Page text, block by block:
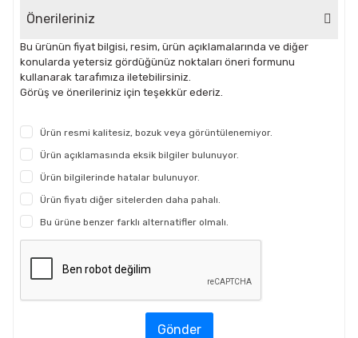
Önerileriniz
Bu ürünün fiyat bilgisi, resim, ürün açıklamalarında ve diğer
konularda yetersiz gördüğünüz noktaları öneri formunu
kullanarak tarafımıza iletebilirsiniz.
Görüş ve önerileriniz için teşekkür ederiz.
Ürün resmi kalitesiz, bozuk veya görüntülenemiyor.
Ürün açıklamasında eksik bilgiler bulunuyor.
Ürün bilgilerinde hatalar bulunuyor.
Ürün fiyatı diğer sitelerden daha pahalı.
Bu ürüne benzer farklı alternatifler olmalı.
Gönder